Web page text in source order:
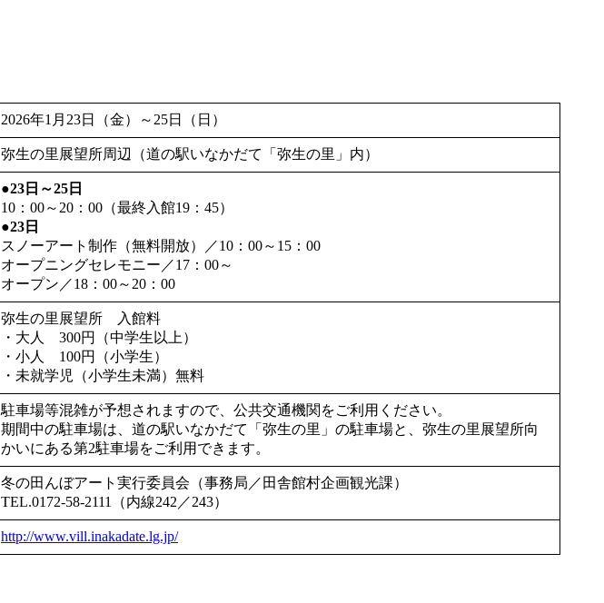
2026年1月23日（金）～25日（日）
弥生の里展望所周辺（道の駅いなかだて「弥生の里」内）
●23日～25日
10：00～20：00（最終入館19：45）
●23日
スノーアート制作（無料開放）／10：00～15：00
オープニングセレモニー／17：00～
オープン／18：00～20：00
弥生の里展望所 入館料
・大人 300円（中学生以上）
・小人 100円（小学生）
・未就学児（小学生未満）無料
駐車場等混雑が予想されますので、公共交通機関をご利用ください。
期間中の駐車場は、道の駅いなかだて「弥生の里」の駐車場と、弥生の里展望所向
かいにある第2駐車場をご利用できます。
冬の田んぼアート実行委員会（事務局／田舎館村企画観光課）
TEL.0172-58-2111（内線242／243）
http://www.vill.inakadate.lg.jp/